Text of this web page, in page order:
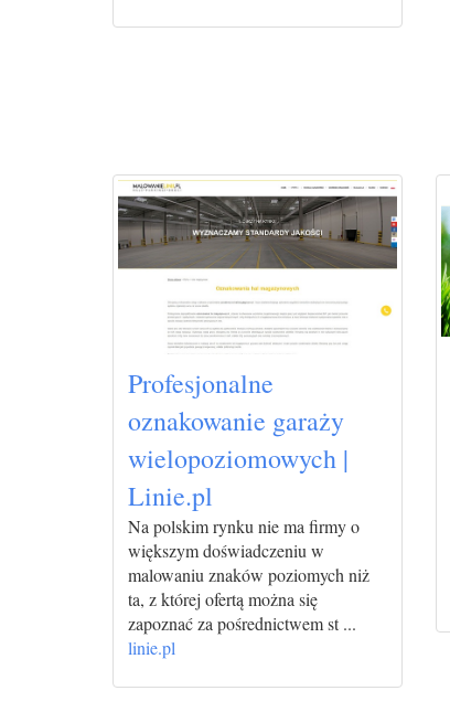
Profesjonalne
oznakowanie garaży
wielopoziomowych |
Linie.pl
Na polskim rynku nie ma firmy o
większym doświadczeniu w
malowaniu znaków poziomych niż
ta, z której ofertą można się
zapoznać za pośrednictwem st ...
linie.pl